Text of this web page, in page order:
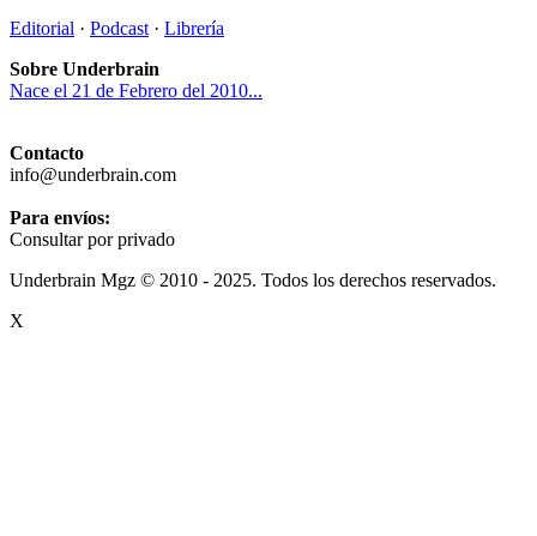
Editorial · Podcast · Librería
Sobre Underbrain
Nace el 21 de Febrero del 2010...
Contacto
info@underbrain.com
Para envíos:
Consultar por privado
Underbrain Mgz © 2010 - 2025. Todos los derechos reservados.
X